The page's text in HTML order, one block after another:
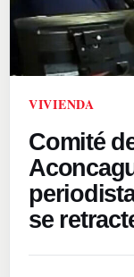
VIVIENDA
Comité
se